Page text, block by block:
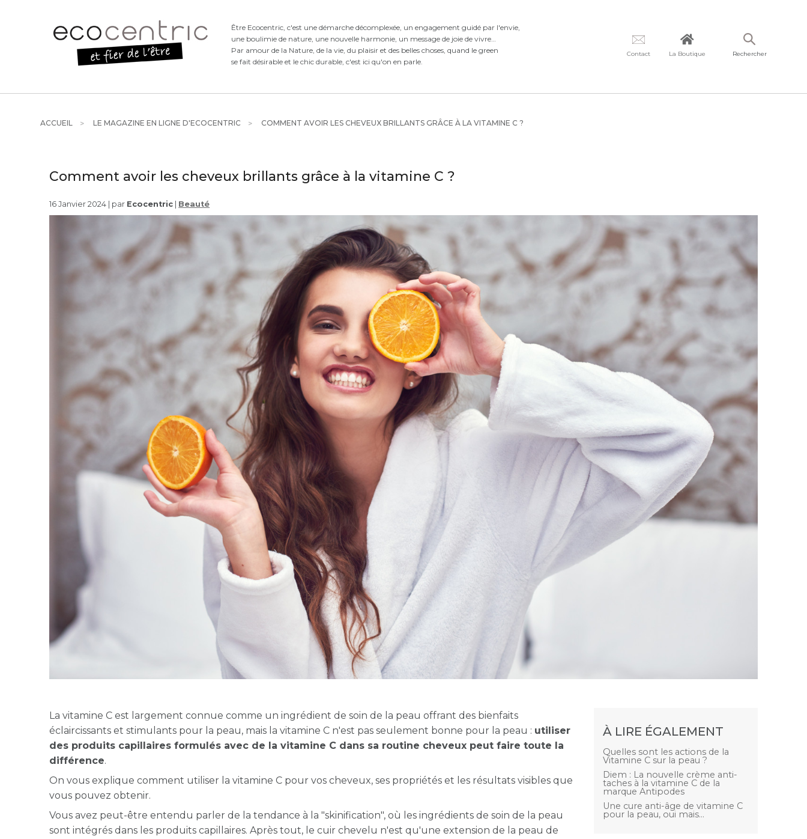
Être Ecocentric, c'est une démarche décomplexée, un engagement guidé par l'envie,
une boulimie de nature, une nouvelle harmonie, un message de joie de vivre
Par amour de la Nature, de la vie, du plaisir et des belles choses, quand le green
se fait désirable et le chic durable, c'est ici qu'on en parle.
Contact La Boutique Rechercher
ACCUEIL LE MAGAZINE EN LIGNE D'ECOCENTRIC COMMENT AVOIR LES CHEVEUX BRILLANTS GRÂCE À LA VITAMINE C ?
Comment avoir les cheveux brillants grâce à la vitamine C ?
16 Janvier 2024 | par Ecocentric Beauté
La vitamine C est largement connue comme un ingrédient de soin de la peau offrant des bienfaits
éclaircissants et stimulants pour la peau, mais la vitamine C n'est pas seulement bonne pour la peau : utiliser
des produits capillaires formulés avec de la vitamine C dans sa routine cheveux peut faire toute la
différence.
On vous explique comment utiliser la vitamine C pour vos cheveux, ses propriétés et les résultats visibles que
vous pouvez obtenir.
Vous avez peut-être entendu parler de la tendance à la "skinification", où les ingrédients de soin de la peau
sont intégrés dans les produits capillaires. Après tout, le cuir chevelu n'est qu'une extension de la peau de
À LIRE ÉGALEMENT
Quelles sont les actions de la
Vitamine C sur la peau ?
Diem : La nouvelle crème anti-
taches à la vitamine C de la
marque Antipodes
Une cure anti-âge de vitamine C
pour la peau, oui mais...